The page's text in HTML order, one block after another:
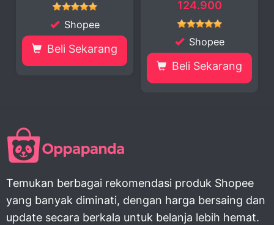
124.900
Shopee
Beli Sekarang
398.000
Beli
Temukan berbagai rekomendasi produk Shopee
yang banyak diminati, dengan harga bersaing dan
update secara berkala untuk belanja lebih hemat.